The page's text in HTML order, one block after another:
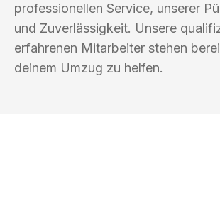
professionellen Service, unserer
und Zuverlässigkeit. Unsere
erfahrenen Mitarbeiter stehen
deinem Umzug zu helfen.